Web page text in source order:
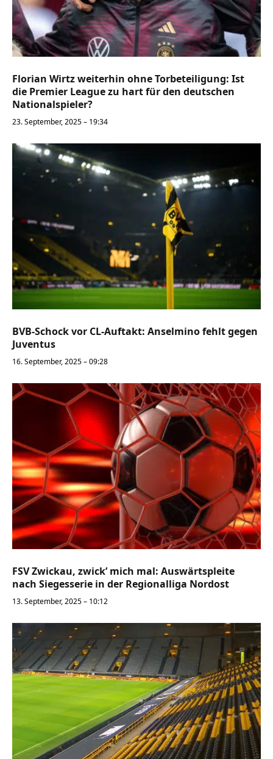
Florian Wirtz weiterhin ohne Torbeteiligung: Ist
die Premier League zu hart für den deutschen
Nationalspieler?
23. September, 2025 – 19:34
BVB-Schock vor CL-Auftakt: Anselmino fehlt gegen
Juventus
16. September, 2025 – 09:28
FSV Zwickau, zwick’ mich mal: Auswärtspleite
nach Siegesserie in der Regionalliga Nordost
13. September, 2025 – 10:12